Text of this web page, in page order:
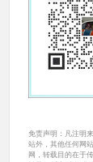
免责声明：凡注明
站外，其他任何网
网，转载目的在于